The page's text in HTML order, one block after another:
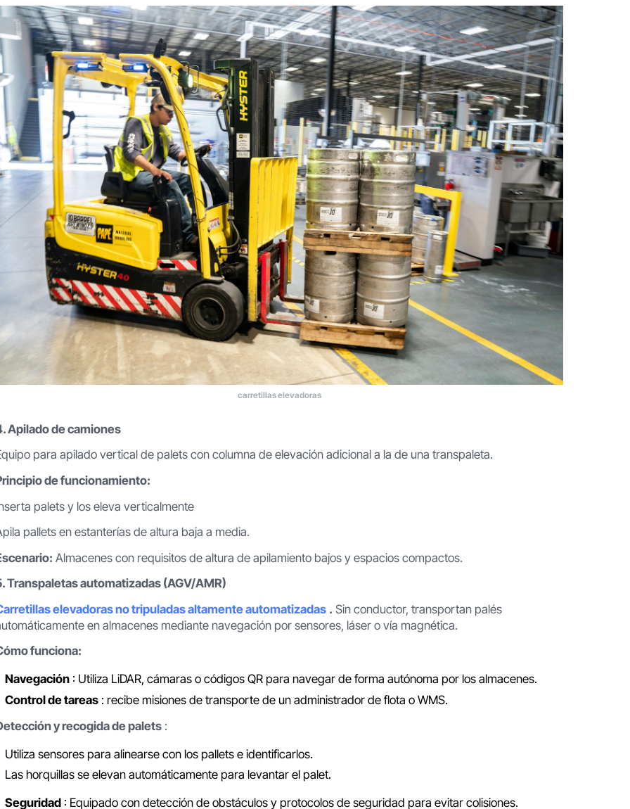
carretillas elevadoras
Apilado de camiones
para apilado vertical de palets con columna de elevación adicional a la de una transpaleta.
de funcionamiento:
palets y los eleva verticalmente
pallets en estanterías de altura baja a media.
Almacenes con requisitos de altura de apilamiento bajos y espacios compactos.
Transpaletas automatizadas (AGV/AMR)
elevadoras no tripuladas altamente automatizadas . Sin conductor, transportan palés
en almacenes mediante navegación por sensores, láser o vía magnética.
funciona:
Navegación: Utiliza LiDAR, cámaras o códigos QR para navegar de forma autónoma por los almacenes.
Control de tareas: recibe misiones de transporte de un administrador de flota o WMS.
y recogida de palets :
Utiliza sensores para alinearse con los pallets e identificarlos.
Las horquillas se elevan automáticamente para levantar el palet.
Seguridad: Equipado con detección de obstáculos y protocolos de seguridad para evitar colisiones.